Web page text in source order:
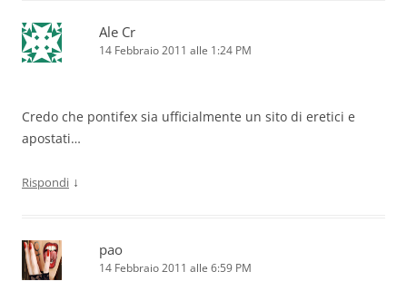
Ale Cr
14 Febbraio 2011 alle 1:24 PM
Credo che pontifex sia ufficialmente un sito di eretici e
apostati…
Rispondi ↓
pao
14 Febbraio 2011 alle 6:59 PM